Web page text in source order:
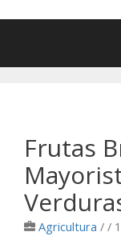
Frutas
Agricultura / /